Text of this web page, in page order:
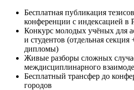
Бесплатная публикация
конференции с индексацией
Конкурс молодых учёных для
и студентов (отдельная
дипломы)
Живые разборы сложных
междисциплинарного
Бесплатный трансфер до
городов